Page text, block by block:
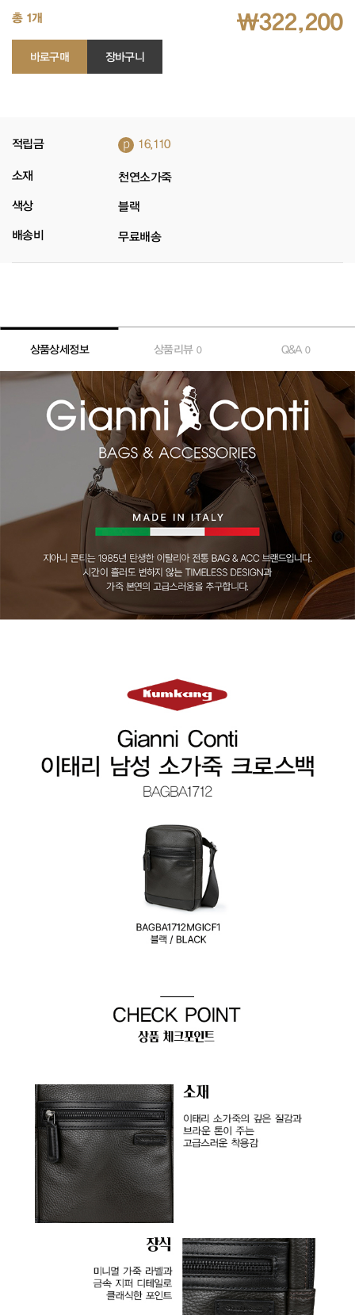
총 1개 ₩322,200
바로구매 장바구니
적립금 p 16,110
소재 천연소가죽
색상 블랙
배송비 무료배송
상품상세정보 상품리뷰 0 Q&A0